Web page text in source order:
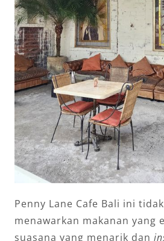
Penny Lane Cafe Bali ini
menawarkan makanan yang
suasana yang menarik dan